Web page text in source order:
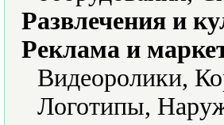
Развлечения и
Реклама и
Видеоролики,
Логотипы,